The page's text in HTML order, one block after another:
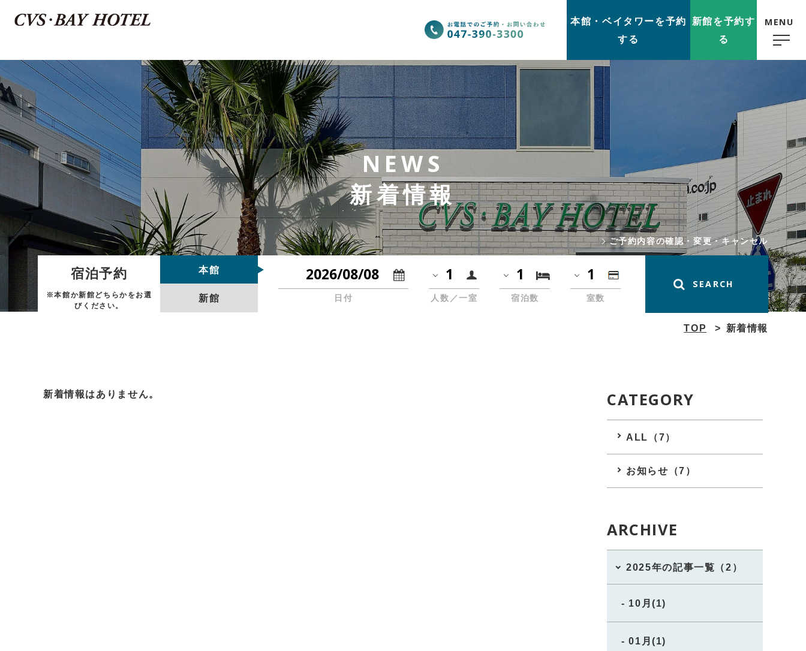
本館 ・ベイタワーを予約
する
新館を予約す
る
MENU
NEWS
新着情報
TOP 新着情報
宿泊予約
※本館か新館どちらかをお選
びください。
本館
新館 日付 人数／一室 宿泊数 室数
ご予約内容の確認・変更・キャンセル
新着情報はありません。 CATEGORY
ALL（7）
お知らせ（7）
ARCHIVE
2025年の記事一覧（2）
10月(1)
01月(1)